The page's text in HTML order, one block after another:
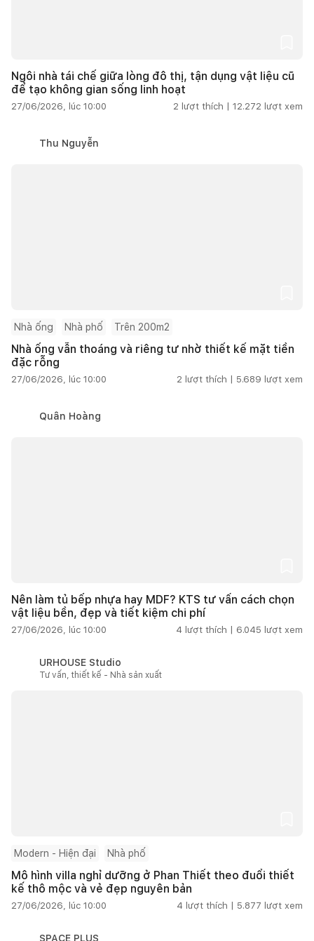
Ngôi nhà tái chế giữa lòng đô thị, tận dụng vật liệu cũ
để tạo không gian sống linh hoạt
27/06/2026, lúc 10:00 2 lượt thích | 12.272 lượt xem
Thu Nguyễn
Nhà ống Nhà phố Trên 200m2
Nhà ống vẫn thoáng và riêng tư nhờ thiết kế mặt tiền
đặc rỗng
27/06/2026, lúc 10:00 2 lượt thích | 5.689 lượt xem
Quân Hoàng
Nên làm tủ bếp nhựa hay MDF? KTS tư vấn cách chọn
vật liệu bền, đẹp và tiết kiệm chi phí
27/06/2026, lúc 10:00 4 lượt thích | 6.045 lượt xem
URHOUSE Studio
Tư vấn, thiết kế - Nhà sản xuất
Modern - Hiện đại Nhà phố
Mô hình villa nghỉ dưỡng ở Phan Thiết theo đuổi thiết
kế thô mộc và vẻ đẹp nguyên bản
27/06/2026, lúc 10:00 4 lượt thích | 5.877 lượt xem
SPACE PLUS